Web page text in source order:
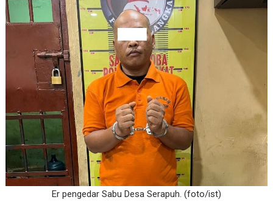
Er pengedar Sabu Desa Serapuh. (foto/ist)